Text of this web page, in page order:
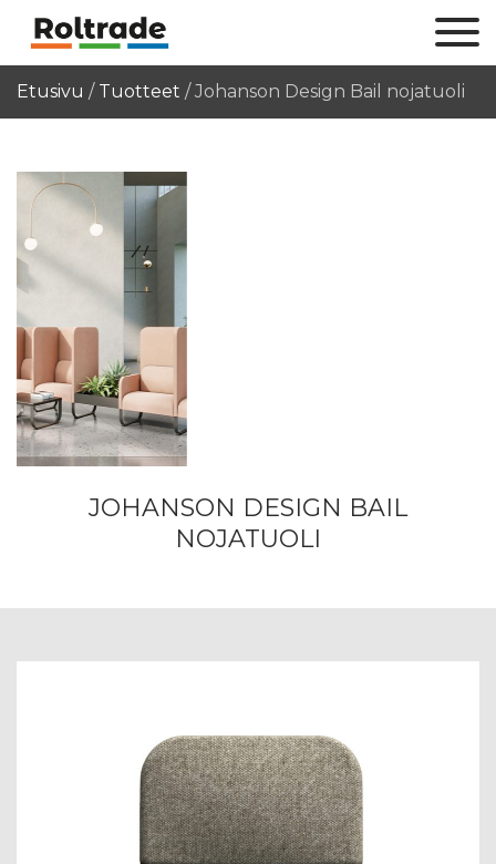
Etusivu / Tuotteet /Johanson Design Bail nojatuoli
JOHANSON DESIGN BAIL
NOJATUOLI